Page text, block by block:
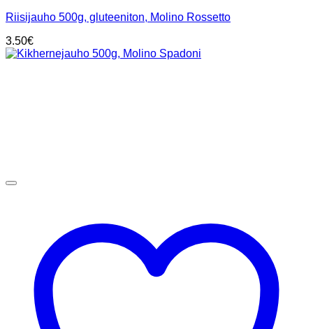
Riisijauho 500g, gluteeniton, Molino Rossetto
3.50€